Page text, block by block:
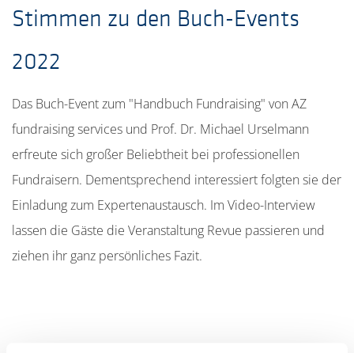
Stimmen zu den Buch-Events
2022
Das Buch-Event zum "Handbuch Fundraising" von AZ
fundraising services und Prof. Dr. Michael Urselmann
erfreute sich großer Beliebtheit bei professionellen
Fundraisern. Dementsprechend interessiert folgten sie der
Einladung zum Expertenaustausch. Im Video-Interview
lassen die Gäste die Veranstaltung Revue passieren und
ziehen ihr ganz persönliches Fazit.